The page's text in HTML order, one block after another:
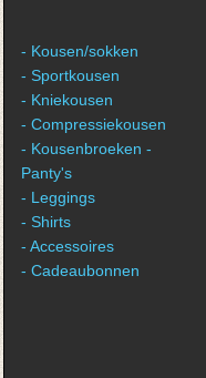
- Kousen/sokken
- Sportkousen
- Kniekousen
- Compressiekousen
- Kousenbroeken -
Panty's
- Leggings
- Shirts
- Accessoires
- Cadeaubonnen